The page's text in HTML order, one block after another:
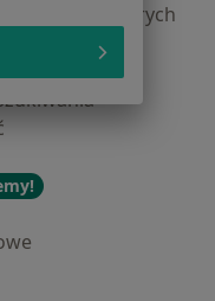
których